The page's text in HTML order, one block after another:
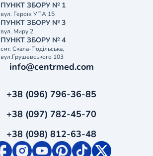
ПУНКТ ЗБОРУ № 1
вул. Героїв УПА 15
ПУНКТ ЗБОРУ № 3
вул. Миру 2
ПУНКТ ЗБОРУ № 4
смт. Скала-Подільська,
вул.Грушевського 103
info@centrmed.com
+38 (096) 796-36-85
+38 (097) 782-45-70
+38 (098) 812-63-48